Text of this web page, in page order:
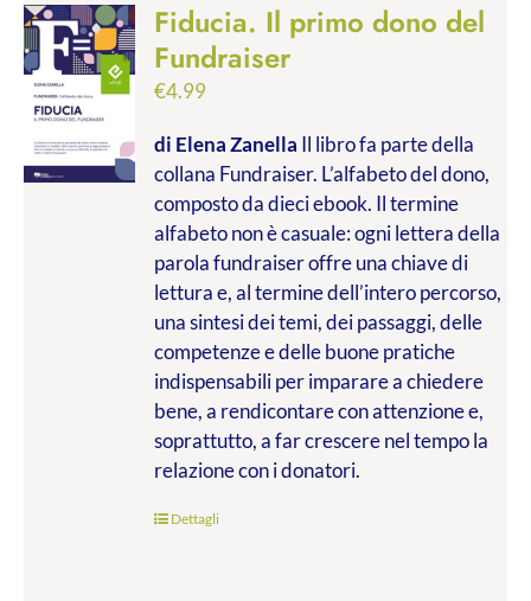
Fiducia. Il primo dono del
Fundraiser
€4.99
di Elena Zanella Il libro fa parte della
collana Fundraiser. L’alfabeto del dono,
composto da dieci ebook. Il termine
alfabeto non è casuale: ogni lettera della
parola fundraiser offre una chiave di
lettura e, al termine dell’intero percorso,
una sintesi dei temi, dei passaggi, delle
competenze e delle buone pratiche
indispensabili per imparare a chiedere
bene, a rendicontare con attenzione e,
soprattutto, a far crescere nel tempo la
relazione con i donatori.
Dettagli